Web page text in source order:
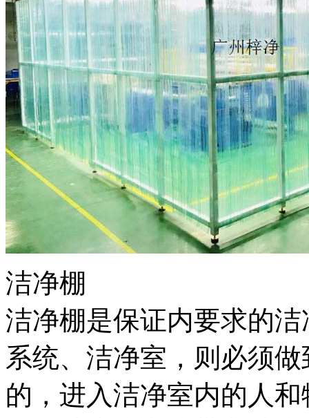
洁净棚
洁净棚是保证内要求的
系统、洁净室，则必须
的，进入洁净室内的人